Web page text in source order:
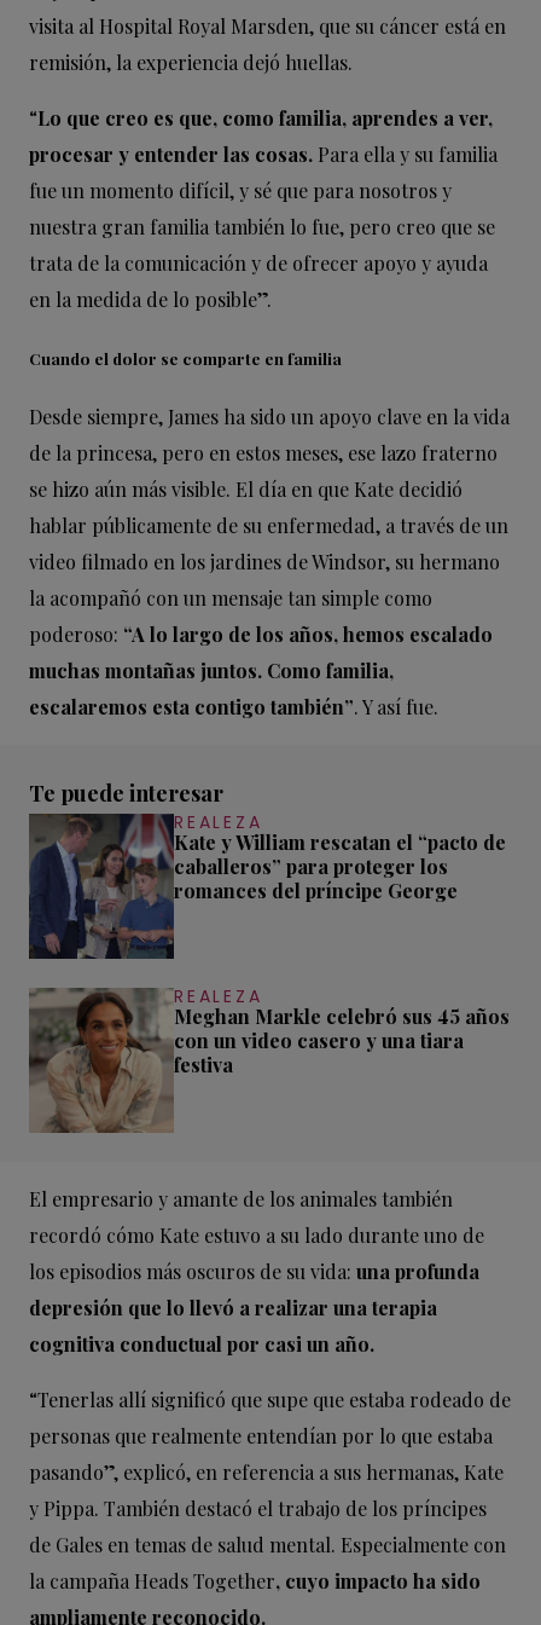
visita al Hospital Royal Marsden, que su cáncer está en
remisión, la experiencia dejó huellas.
“Lo que creo es que, como familia, aprendes a ver,
procesar y entender las cosas. Para ella y su familia
fue un momento difícil, y sé que para nosotros y
nuestra gran familia también lo fue, pero creo que se
trata de la comunicación y de ofrecer apoyo y ayuda
en la medida de lo posible”.
Cuando el dolor se comparte en familia
Desde siempre, James ha sido un apoyo clave en la vida
de la princesa, pero en estos meses, ese lazo fraterno
se hizo aún más visible. El día en que Kate decidió
hablar públicamente de su enfermedad, a través de un
video filmado en los jardines de Windsor, su hermano
la acompañó con un mensaje tan simple como
poderoso: “A lo largo de los años, hemos escalado
muchas montañas juntos. Como familia,
escalaremos esta contigo también”. Y así fue.
Te puede interesar
REALEZA
Kate y William rescatan el “pacto de
caballeros” para proteger los
romances del príncipe George
REALEZA
Meghan Markle celebró sus 45 años
con un video casero y una tiara
festiva
El empresario y amante de los animales también
recordó cómo Kate estuvo a su lado durante uno de
los episodios más oscuros de su vida: una profunda
depresión que lo llevó a realizar una terapia
cognitiva conductual por casi un año.
“Tenerlas allí significó que supe que estaba rodeado de
personas que realmente entendían por lo que estaba
pasando”, explicó, en referencia a sus hermanas, Kate
y Pippa. También destacó el trabajo de los príncipes
de Gales en temas de salud mental. Especialmente con
la campaña Heads Together, cuyo impacto ha sido
ampliamente reconocido.